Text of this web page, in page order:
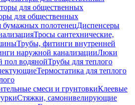
для общественных
для общественных
бумажных полотенецДиспенсеры
Тросы сантехнические,
Трубы, фитинги внутренней
наружной канализацииЛюки
пол водянойТрубы для теплого
Термостатика для теплого
смеси и грунтовкиКлеевые
Стяжки, самонивелирующие